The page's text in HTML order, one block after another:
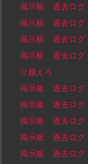
掲示板 過去ログ
掲示板 過去ログ
掲示板 過去ログ
掲示板 過去ログ
り越えろ
掲示板 過去ログ
掲示板 過去ログ
掲示板 過去ログ
掲示板 過去ログ
掲示板 過去ログ